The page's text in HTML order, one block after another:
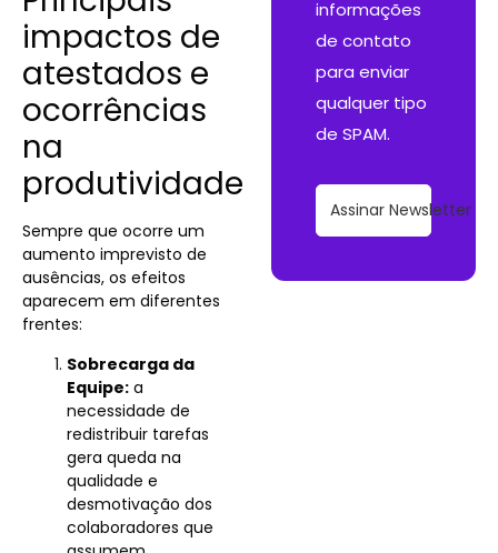
impactos de
atestados e
ocorrências
na
produtividade
Sempre que ocorre um
aumento imprevisto de
ausências, os efeitos
aparecem em diferentes
frentes:
Sobrecarga da
Equipe: a
necessidade de
redistribuir tarefas
gera queda na
qualidade e
desmotivação dos
colaboradores que
informações
de contato
para enviar
qualquer tipo
de SPAM.
Assinar Newsletter